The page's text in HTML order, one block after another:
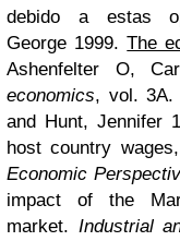
debido a estas
George 1999.The
Ashenfelter O,
economics, vol. 3A.
and Hunt, Jennifer
host country
Economic
impact of the
market. Industrial